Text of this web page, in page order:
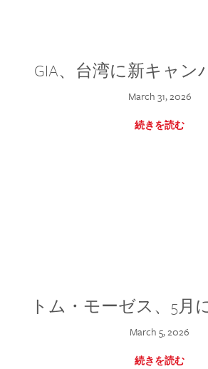
GIA、台湾に新キャン
March 31, 2026
続きを読む
トム・モーゼス、5月
March 5, 2026
続きを読む